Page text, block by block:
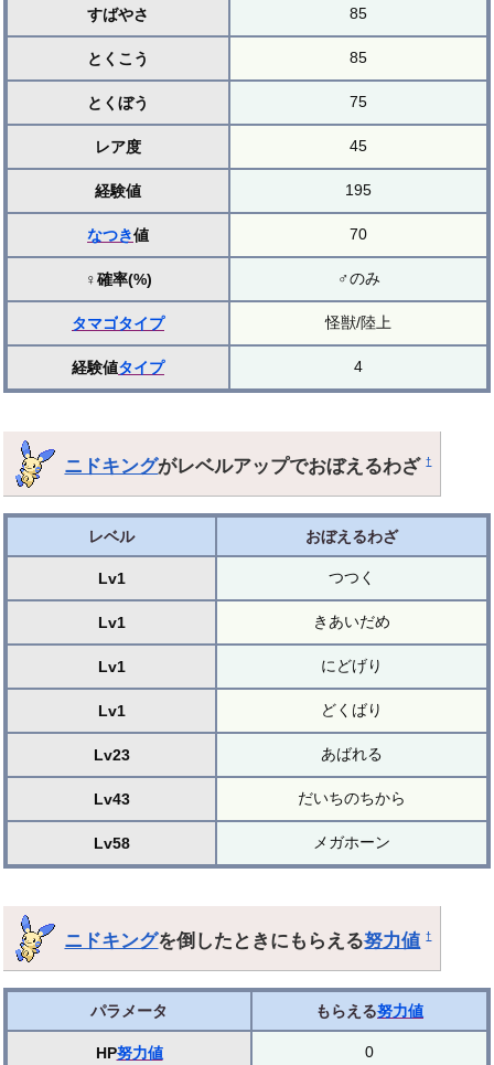
すばやさ 85
とくこう 85
とくぼう 75
レア度 45
経験値 195
なつき値 70
♀確率(%) ♂のみ
タマゴタイプ 怪獣/陸上
経験値タイプ 4
ニドキングがレベルアップでおぼえるわざ†
レベル おぼえるわざ
Lv1 つつく
Lv1 きあいだめ
Lv1 にどげり
Lv1 どくばり
Lv23 あばれる
Lv43 だいちのちから
Lv58 メガホーン
ニドキングを倒したときにもらえる努力値 †
パラメータ もらえる努力値
HP努力値 0